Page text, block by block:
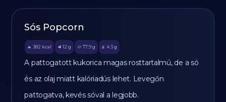
Sós Popcorn
🔥 382 kcal 🥩 12 g 🥔 77.9g 🫒 4.3 g
A pattogatott kukorica magas rosttartalmú, de a só
és az olaj miatt kalóriadús lehet. Levegőn
pattogatva, kevés sóval a legjobb.